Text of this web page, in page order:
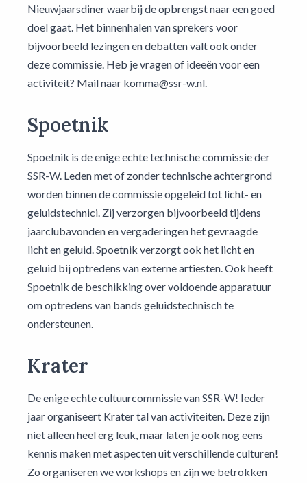
Nieuwjaarsdiner waarbij de opbrengst naar een goed
doel gaat. Het binnenhalen van sprekers voor
bijvoorbeeld lezingen en debatten valt ook onder
deze commissie. Heb je vragen of ideeën voor een
activiteit? Mail naar komma@ssr-w.nl.
Spoetnik
Spoetnik is de enige echte technische commissie der
SSR-W. Leden met of zonder technische achtergrond
worden binnen de commissie opgeleid tot licht- en
geluidstechnici. Zij verzorgen bijvoorbeeld tijdens
jaarclubavonden en vergaderingen het gevraagde
licht en geluid. Spoetnik verzorgt ook het licht en
geluid bij optredens van externe artiesten. Ook heeft
Spoetnik de beschikking over voldoende apparatuur
om optredens van bands geluidstechnisch te
ondersteunen.
Krater
De enige echte cultuurcommissie van SSR-W! Ieder
jaar organiseert Krater tal van activiteiten. Deze zijn
niet alleen heel erg leuk, maar laten je ook nog eens
kennis maken met aspecten uit verschillende culturen!
Zo organiseren we workshops en zijn we betrokken